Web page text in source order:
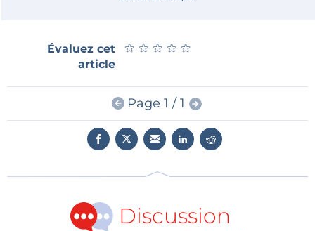
Évaluez cet
article
★ ★ ★ ★ ★
★ ★ ★ ★ ★
Page 1 / 1
Discussion